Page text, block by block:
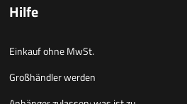
Hilfe
Einkauf ohne MwSt.
Großhändler werden